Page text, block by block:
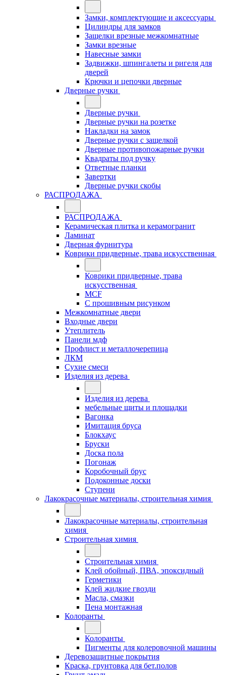
Замки, комплектующие и аксессуары
Цилиндры для замков
Защелки врезные межкомнатные
Замки врезные
Навесные замки
Задвижки, шпингалеты и ригеля для
дверей
Крючки и цепочки дверные
Дверные ручки
Дверные ручки
Дверные ручки на розетке
Накладки на замок
Дверные ручки с защелкой
Дверные противопожарные ручки
Квадраты под ручку
Ответные планки
Завертки
Дверные ручки скобы
РАСПРОДАЖА
РАСПРОДАЖА
Керамическая плитка и керамогранит
Ламинат
Дверная фурнитура
Коврики придверные, трава искусственная
Коврики придверные, трава
искусственная
MCF
С прошивным рисунком
Межкомнатные двери
Входные двери
Утеплитель
Панели мдф
Профлист и металлочерепица
ЛКМ
Сухие смеси
Изделия из дерева
Изделия из дерева
мебельные щиты и площадки
Вагонка
Имитация бруса
Блокхаус
Бруски
Доска пола
Погонаж
Коробочный брус
Подоконные доски
Ступени
Лакокрасочные материалы, строительная химия
Лакокрасочные материалы, строительная
химия
Строительная химия
Строительная химия
Клей обойный, ПВА, эпоксидный
Герметики
Клей жидкие гвозди
Масла, смазки
Пена монтажная
Колоранты
Колоранты
Пигменты для колеровочной машины
Деревозащитные покрытия
Краска, грунтовка для бет.полов